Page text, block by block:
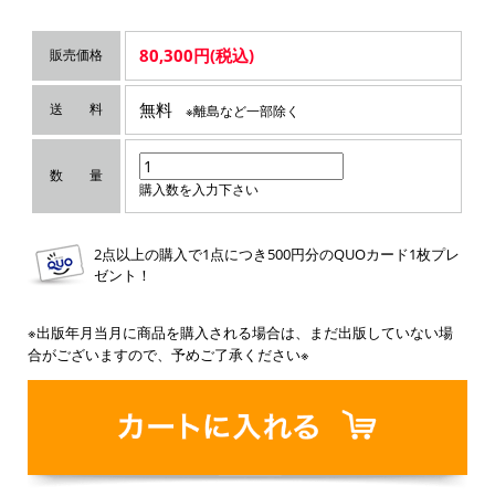
販売価格 80,300円(税込)
送 料 無料 ※離島など一部除く
数 量
購入数を入力下さい
2点以上の購入で1点につき500円分のQUOカード1枚プレ
ゼント！
※出版年月当月に商品を購入される場合は、まだ出版していない場
合がございますので、予めご了承ください※